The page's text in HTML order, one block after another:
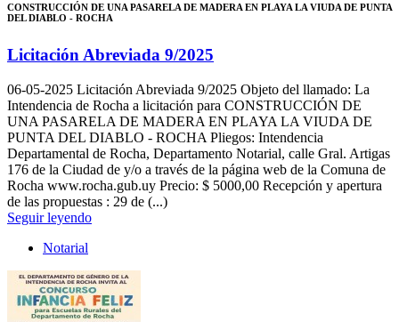
CONSTRUCCIÓN DE UNA PASARELA DE MADERA EN PLAYA LA VIUDA DE PUNTA
DEL DIABLO - ROCHA
Licitación Abreviada 9/2025
06-05-2025 Licitación Abreviada 9/2025 Objeto del llamado: La
Intendencia de Rocha a licitación para CONSTRUCCIÓN DE
UNA PASARELA DE MADERA EN PLAYA LA VIUDA DE
PUNTA DEL DIABLO - ROCHA Pliegos: Intendencia
Departamental de Rocha, Departamento Notarial, calle Gral. Artigas
176 de la Ciudad de y/o a través de la página web de la Comuna de
Rocha www.rocha.gub.uy Precio: $ 5000,00 Recepción y apertura
de las propuestas : 29 de (...)
Seguir leyendo
Notarial